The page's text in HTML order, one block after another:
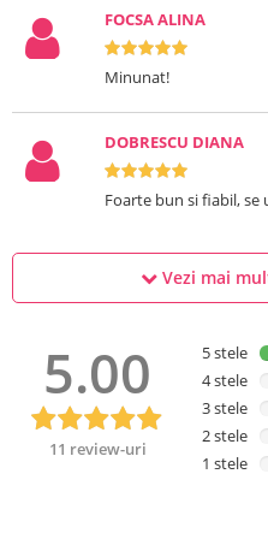
FOCSA ALINA
Minunat!
DOBRESCU DIANA
Foarte bun si fiabil, se
Vezi mai
5.00
11 review-uri
5 stele
4 stele
3 stele
2 stele
1 stele